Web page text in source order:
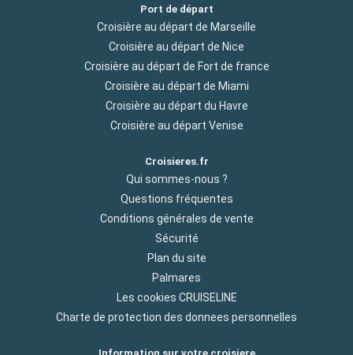
Port de départ
Croisière au départ de Marseille
Croisière au départ de Nice
Croisière au départ de Fort de france
Croisière au départ de Miami
Croisière au départ du Havre
Croisière au départ Venise
Croisieres.fr
Qui sommes-nous ?
Questions fréquentes
Conditions générales de vente
Sécurité
Plan du site
Palmares
Les cookies CRUISELINE
Charte de protection des donnees personnelles